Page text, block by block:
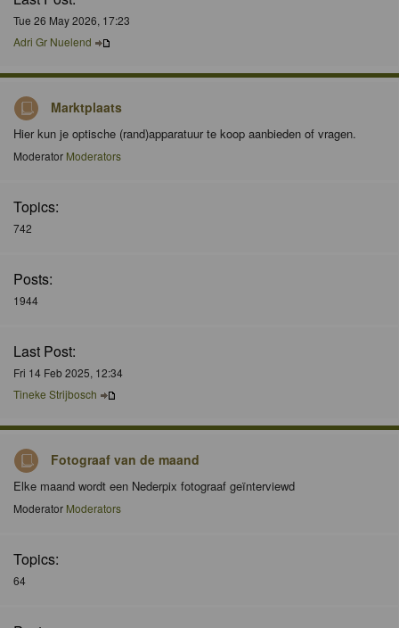
Tue 26 May 2026, 17:23
Adri Gr Nuelend
Marktplaats
Hier kun je optische (rand)apparatuur te koop aanbieden of vragen.
Moderator Moderators
Topics:
742
Posts:
1944
Last Post:
Fri 14 Feb 2025, 12:34
Tineke Strijbosch
Fotograaf van de maand
Elke maand wordt een Nederpix fotograaf geïnterviewd
Moderator Moderators
Topics:
64